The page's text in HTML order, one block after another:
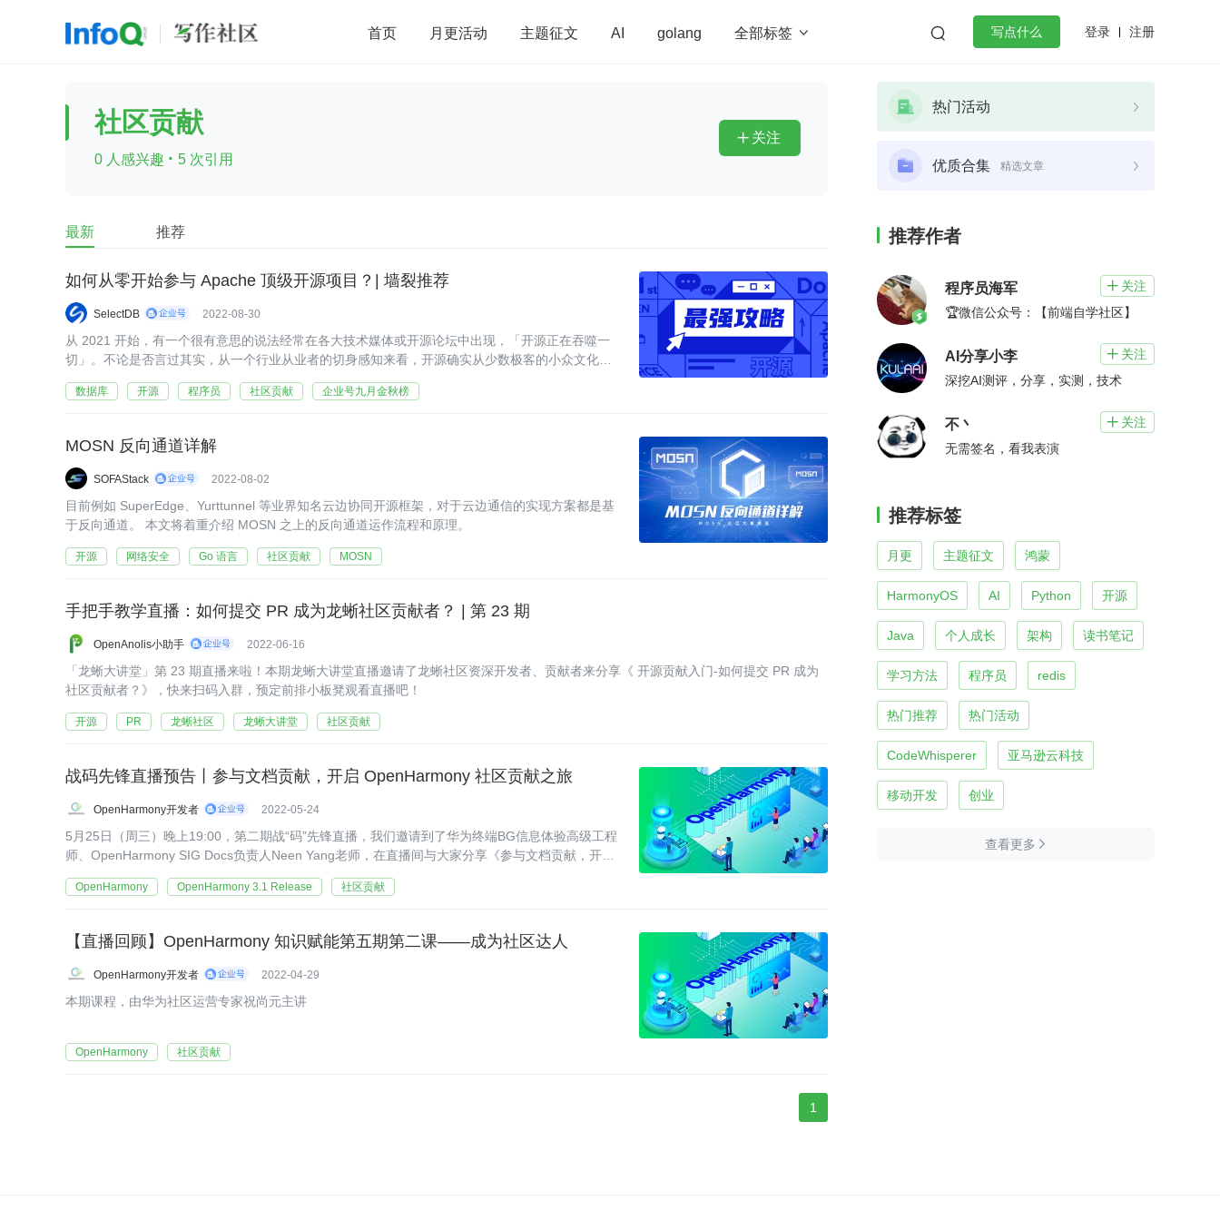
首页 月更活动 主题征文 AI golang 全部标签   写点什么 登录 注册
前端 AI redis
查看更多
社区贡献
0 人感兴趣 · 5 次引用
 关注
最新 推荐
如何从零开始参与 Apache 顶级开源项目？| 墙裂推荐
SelectDB 2022-08-30
从 2021 开始，有一个很有意思的说法经常在各大技术媒体或开源论坛中出现，「开源正在吞噬一
切」。不论是否言过其实，从一个行业从业者的切身感知来看，开源确实从少数极客的小众文化成
数据库 开源 程序员 社区贡献 企业号九月金秋榜
MOSN 反向通道详解
SOFAStack 2022-08-02
目前例如 SuperEdge、Yurttunnel 等业界知名云边协同开源框架，对于云边通信的实现方案都是基
于反向通道。 本文将着重介绍 MOSN 之上的反向通道运作流程和原理。
开源 网络安全 Go 语言 社区贡献 MOSN
手把手教学直播：如何提交 PR 成为龙蜥社区贡献者？ | 第 23 期
OpenAnolis小助手 2022-06-16
「龙蜥大讲堂」第 23 期直播来啦！本期龙蜥大讲堂直播邀请了龙蜥社区资深开发者、贡献者来分享《 开源贡献入门-如何提交 PR 成为
社区贡献者？》，快来扫码入群，预定前排小板凳观看直播吧！
开源 PR 龙蜥社区 龙蜥大讲堂 社区贡献
战码先锋直播预告丨参与文档贡献，开启 OpenHarmony 社区贡献之旅
OpenHarmony开发者 2022-05-24
5月25日（周三）晚上19:00，第二期战“码”先锋直播，我们邀请到了华为终端BG信息体验高级工程
师、OpenHarmony SIG Docs负责人Neen Yang老师，在直播间与大家分享《参与文档贡献，开启
OpenHarmony OpenHarmony 3.1 Release 社区贡献
【直播回顾】OpenHarmony 知识赋能第五期第二课——成为社区达人
OpenHarmony开发者 2022-04-29
本期课程，由华为社区运营专家祝尚元主讲
OpenHarmony 社区贡献
1
热门活动
优质合集 精选文章
推荐作者
程序员海军  关注
🏆微信公众号：【前端自学社区】
AI分享小李  关注
深挖AI测评，分享，实测，技术
不丶  关注
无需签名，看我表演
推荐标签
月更 主题征文 鸿蒙
HarmonyOS AI Python 开源
Java 个人成长 架构 读书笔记
学习方法 程序员 redis
热门推荐 热门活动
CodeWhisperer 亚马逊云科技
移动开发 创业
查看更多 